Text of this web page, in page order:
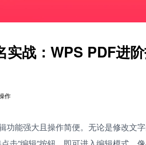
实战：WPS PDF进
作
功能强大且操作简便。无论是修改文